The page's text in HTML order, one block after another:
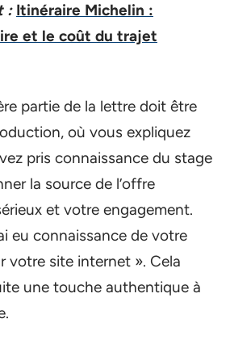
: Itinéraire Michelin :
et le coût du trajet
partie de la lettre doit être
où vous expliquez
pris connaissance du stage
la source de l’offre
et votre engagement.
eu connaissance de votre
votre site internet ». Cela
une touche authentique à